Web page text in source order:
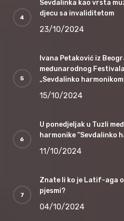
Sevdalinka kao vrsta
djecu sa invaliditetom
23/10/2024
Ivana Petaković iz
međunarodnog
„Sevdalinko
15/10/2024
U ponedjeljak u Tuzli
harmonike “Sevdalinko
11/10/2024
Znate li ko je Latif-aga
pjesmi?
04/10/2024